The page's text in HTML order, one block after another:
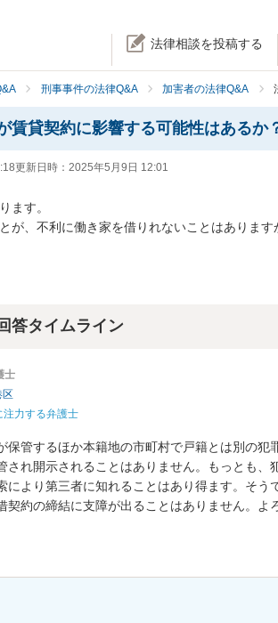
法律相談を投稿する
刑事事件の法律Q&A 加害者の法律Q&A
賃貸契約に影響する可能性はあるか
更新日時： 2025年5月9日 12:01
ます。
が、不利に働き家を借りれないことはあります
答タイムライン
士
区
注力する弁護士
保管するほか本籍地の市町村で戸籍とは別の犯
され開示されることはありません。もっとも、
により第三者に知れることはあり得ます。そう
契約の締結に支障が出ることはありません。よ